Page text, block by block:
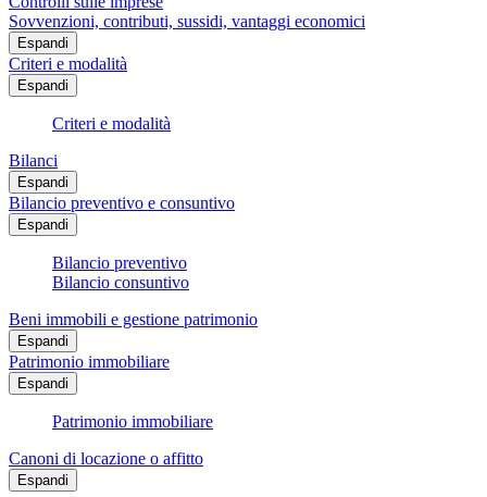
Sovvenzioni, contributi, sussidi, vantaggi economici
Espandi
Criteri e modalità
Espandi
Criteri e modalità
Bilanci
Espandi
Bilancio preventivo e consuntivo
Espandi
Bilancio preventivo
Bilancio consuntivo
Beni immobili e gestione patrimonio
Espandi
Patrimonio immobiliare
Espandi
Patrimonio immobiliare
Canoni di locazione o affitto
Espandi